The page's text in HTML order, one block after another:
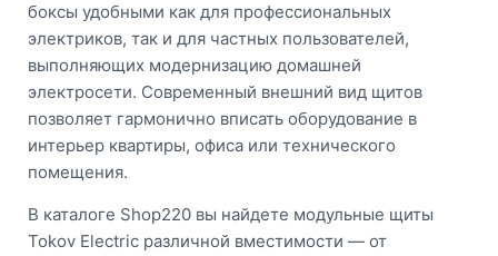
боксы удобными как для профессиональных
электриков, так и для частных пользователей,
выполняющих модернизацию домашней
электросети. Современный внешний вид щитов
позволяет гармонично вписать оборудование в
интерьер квартиры, офиса или технического
помещения.
В каталоге Shop220 вы найдете модульные щиты
Tokov Electric различной вместимости — от